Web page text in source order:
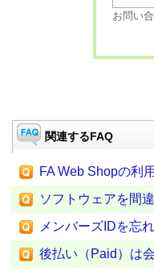
お問い
関連するFAQ
FA Web Shopの利
ソフトウェアを間
メンバーズIDを忘
後払い（Paid）は